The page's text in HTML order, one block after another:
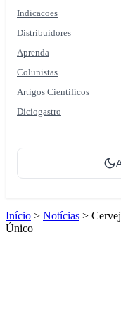
Indicacoes
Distribuidores
Aprenda
Colunistas
Artigos Cientificos
Diciogastro
Início > Notícias >
Único